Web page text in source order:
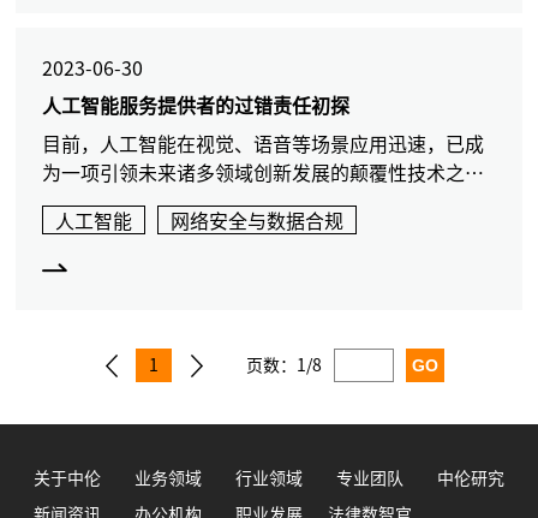
2023-06-30
人工智能服务提供者的过错责任初探
目前，人工智能在视觉、语音等场景应用迅速，已成
为一项引领未来诸多领域创新发展的颠覆性技术之
一，已全面渗透到人类社会的各行各业，多个国家和
地区极其重视人工智能发展，并通过出台的相关文件
推动人工技术研
人工智能 网络安全与数据合规
1 页数： 1/8
关于中伦 业务领域 行业领域 专业团队 中伦研究
新闻资讯 办公机构 职业发展 法律数智官